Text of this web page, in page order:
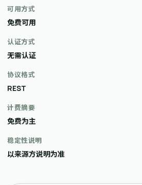
可用方式
免费可用
认证方式
无需认证
协议格式
REST
计费摘要
免费为主
稳定性说明
以来源方说明为准